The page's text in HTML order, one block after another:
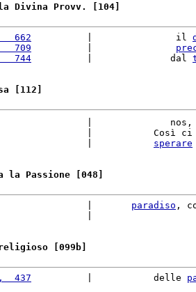
Divina Provv. [104]
662
          |               il
709
744
          |              dal
[112]
|              nos,
|           Così ci
sperare
Passione [048]
paradiso ,
|
[099b]
437
          |           delle